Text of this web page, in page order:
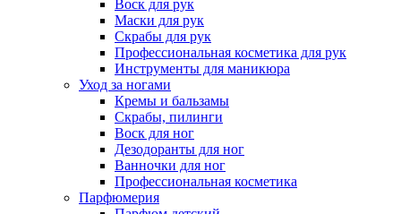
Воск для рук
Маски для рук
Скрабы для рук
Профессиональная косметика для рук
Инструменты для маникюра
Уход за ногами
Кремы и бальзамы
Скрабы, пилинги
Воск для ног
Дезодоранты для ног
Ванночки для ног
Профессиональная косметика
Парфюмерия